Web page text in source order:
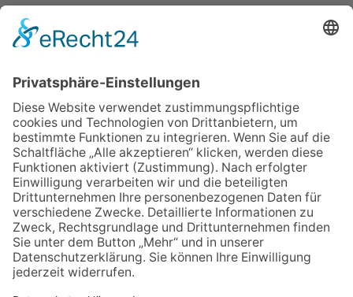
IMPRESSUM
VERBRAUCHERSTREITBEILEGUNGSGESETZ
HINWEISGEBERSCHUTZGESETZ LINKS/PARTNER
KONTAKT VORLESE-FUNKTION: READSPEAKER
GOOD NEWS | ELTERNBRIEFE
DATENSCHUTZ GGMBH DATENSCHUTZ E.V.
DATENVERARBEITUNG TAA | AFE